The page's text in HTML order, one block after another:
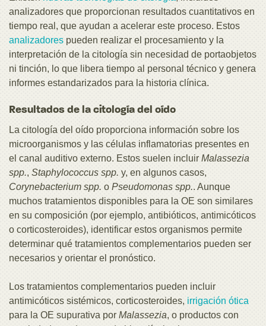
analizadores que proporcionan resultados cuantitativos en
tiempo real, que ayudan a acelerar este proceso. Estos
analizadores pueden realizar el procesamiento y la
interpretación de la citología sin necesidad de portaobjetos
ni tinción, lo que libera tiempo al personal técnico y genera
informes estandarizados para la historia clínica.
Resultados de la citología del oído
La citología del oído proporciona información sobre los
microorganismos y las células inflamatorias presentes en
el canal auditivo externo. Estos suelen incluir Malassezia
spp., Staphylococcus spp. y, en algunos casos,
Corynebacterium spp. o Pseudomonas spp.. Aunque
muchos tratamientos disponibles para la OE son similares
en su composición (por ejemplo, antibióticos, antimicóticos
o corticosteroides), identificar estos organismos permite
determinar qué tratamientos complementarios pueden ser
necesarios y orientar el pronóstico.
Los tratamientos complementarios pueden incluir
antimicóticos sistémicos, corticosteroides, irrigación ótica
para la OE supurativa por Malassezia, o productos con